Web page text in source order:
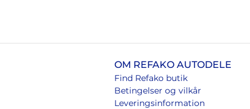
OM REFAKO AUTODELE
Find Refako butik
Betingelser og vilkår
Leveringsinformation